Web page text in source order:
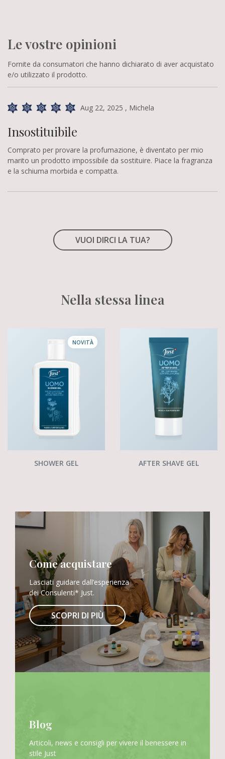
Le vostre opinioni
Fornite da consumatori che hanno dichiarato di aver acquistato
e/o utilizzato il prodotto.
Aug 22, 2025 , Michela
Insostituibile
Comprato per provare la profumazione, è diventato per mio
marito un prodotto impossibile da sostituire. Piace la fragranza
e la schiuma morbida e compatta.
VUOI DIRCI LA TUA?
Nella stessa linea
NOVITÀ
SHOWER GEL AFTER SHAVE GEL
Come acquistare
Lasciati guidare dall’esperienza
dei Consulenti* Just.
SCOPRI DI PIÙ
Blog
Articoli, news e consigli per vivere il benessere in
stile Just